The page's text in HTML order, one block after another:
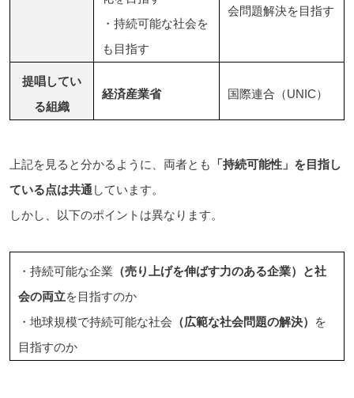
・持続可能な社会を
も目指す
会問題解決を目指す
提唱してい
る組織
経済産業省 国際連合（UNIC）
上記を見ると分かるように、両者とも
「持続可能性」を目指し
ている点は共通 しています。
しかし、以下のポイントは異なります。
・持続可能な企業 （売り上げを伸ばす力のある企業）と社
会の両立を目指すのか
・地球規模で持続可能な社会 （広範な社会問題の解決）
を
目指すのか